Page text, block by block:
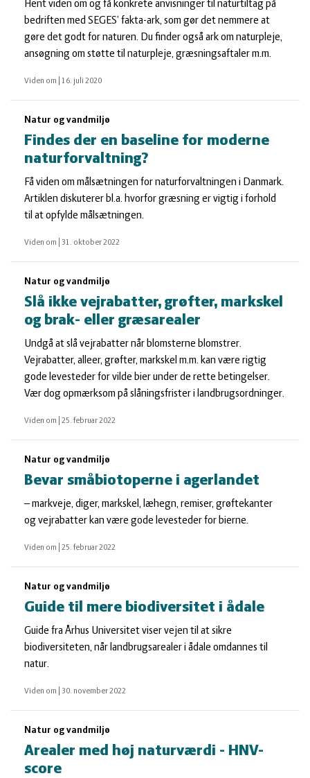
Hent viden om og få konkrete anvisninger til naturtiltag på
bedriften med SEGES’ fakta-ark, som gør det nemmere at
gøre det godt for naturen. Du finder også ark om naturpleje,
ansøgning om støtte til naturpleje, græsningsaftaler m.m.
Viden om 16. juli 2020
Natur og vandmiljø
Findes der en baseline for moderne
naturforvaltning?
Få viden om målsætningen for naturforvaltningen i Danmark.
Artiklen diskuterer bl.a. hvorfor græsning er vigtig i forhold
til at opfylde målsætningen.
Viden om 31. oktober 2022
Natur og vandmiljø
Slå ikke vejrabatter, grøfter, markskel
og brak- eller græsarealer
Undgå at slå vejrabatter når blomsterne blomstrer.
Vejrabatter, alleer, grøfter, markskel m.m. kan være rigtig
gode levesteder for vilde bier under de rette betingelser.
Vær dog opmærksom på slåningsfrister i landbrugsordninger.
Viden om 25. februar 2022
Natur og vandmiljø
Bevar småbiotoperne i agerlandet
– markveje, diger, markskel, læhegn, remiser, grøftekanter
og vejrabatter kan være gode levesteder for bierne.
Viden om 25. februar 2022
Natur og vandmiljø
Guide til mere biodiversitet i ådale
Guide fra Århus Universitet viser vejen til at sikre
biodiversiteten, når landbrugsarealer i ådale omdannes til
natur.
Viden om 30. november 2022
Natur og vandmiljø
Arealer med høj naturværdi - HNV-
score